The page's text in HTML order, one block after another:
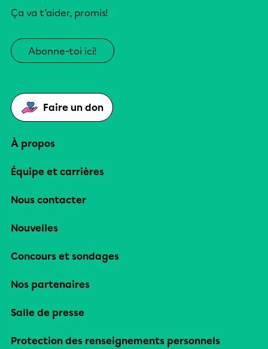
Ça va t’aider, promis!
Abonne-toi ici!
Faire un don
À propos
Équipe et carrières
Nous contacter
Nouvelles
Concours et sondages
Nos partenaires
Salle de presse
Protection des renseignements personnels